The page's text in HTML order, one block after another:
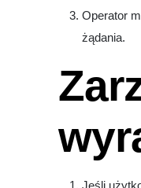
Operator
żądania.
Jeśli